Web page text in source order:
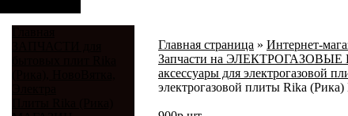
Главная страница » Интернет-
Запчасти на ЭЛЕКТРОГАЗОВЫЕ
аксессуары для электрогазовой
электрогазовой плиты Rika